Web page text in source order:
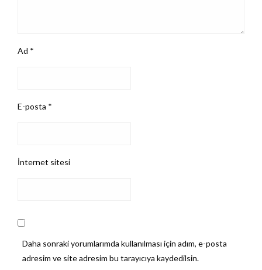
Ad *
E-posta *
İnternet sitesi
Daha sonraki yorumlarımda kullanılması için adım, e-posta
adresim ve site adresim bu tarayıcıya kaydedilsin.